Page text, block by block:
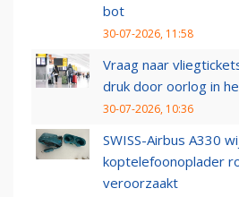
bot
30-07-2026, 11:58
Vraag naar
druk door oorlog in
30-07-2026, 10:36
SWISS-Airbus A330
koptelefoonoplader
veroorzaakt